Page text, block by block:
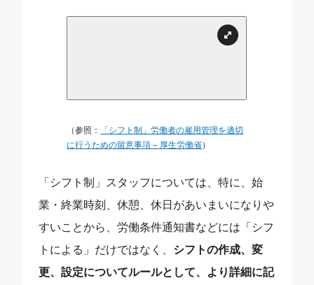
（参照：
「シフト制」労働者の雇用管理を適切
に行うための留意事項 – 厚生労働省）
「シフト制」スタッフについては、特に、始
業・終業時刻、休憩、休日があいまいになりや
すいことから、労働条件通知書などには「シフ
トによる」だけではなく、 シフトの作成、変
更、設定についてルールとして、より詳細に記